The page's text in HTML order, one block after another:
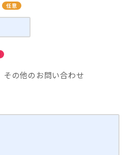
任意
その他のお問い合わせ